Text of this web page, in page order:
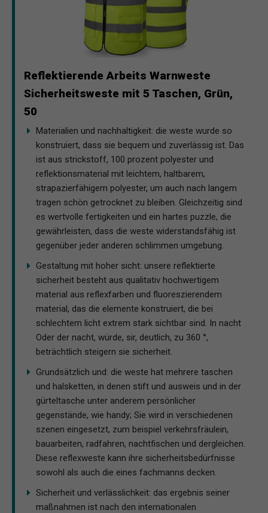
Reflektierende Arbeits Warnweste
Sicherheitsweste mit 5 Taschen, Grün,
50
Materialien und nachhaltigkeit: die weste wurde so
konstruiert, dass sie bequem und zuverlässig ist. Das
ist aus strickstoff, 100 prozent polyester und
reflektionsmaterial mit leichtem, haltbarem,
strapazierfähigem polyester, um auch nach langem
tragen schön getrocknet zu bleiben. Gleichzeitig sind
es wertvolle fertigkeiten und ein hartes puzzle, die
gewährleisten, dass die weste widerstandsfähig ist
gegenüber jeder anderen schlimmen umgebung.
Gestaltung mit hoher sicht: unsere reflektierte
sicherheit besteht aus qualitativ hochwertigem
material aus reflexfarben und fluoreszierendem
material, das die elemente konstruiert, die bei
schlechtem licht extrem stark sichtbar sind. In nacht
Oder der nacht, würde, sir, deutlich, zu 360 °,
beträchtlich steigern sie sicherheit.
Grundsätzlich und: die weste hat mehrere taschen
und halsketten, in denen stift und ausweis und in der
gürteltasche unter anderem persönlicher
gegenstände, wie handy; Sie wird in verschiedenen
szenen eingesetzt, zum beispiel verkehrsfräulein,
bauarbeiten, radfahren, nachtfischen und dergleichen.
Diese reflexweste kann ihre sicherheitsbedürfnisse
sowohl als auch die eines fachmanns decken.
Sicherheit und verlässlichkeit: das ergebnis seiner
maßnahmen ist nach den internationalen